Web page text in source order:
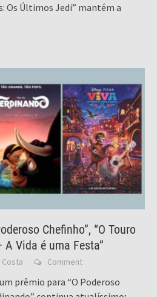
Os Últimos Jedi” mantém a
Chefinho”, “O Touro
A Vida é uma Festa”
Comment
prêmio para “O Poderoso